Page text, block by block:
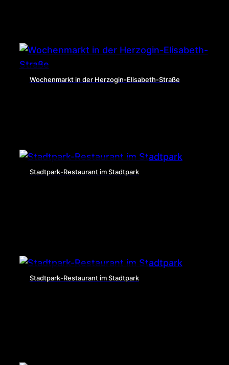
Wochenmarkt in der Herzogin-Elisabeth-Straße
Stadtpark-Restaurant im Stadtpark
Stadtpark-Restaurant im Stadtpark